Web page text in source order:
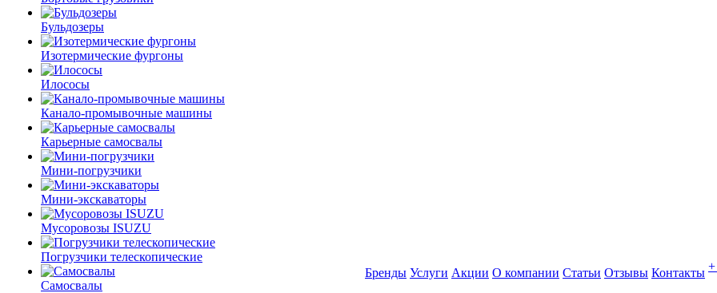
Бульдозеры
Изотермические фургоны
Илососы
Канало-промывочные машины
Карьерные самосвалы
Мини-погрузчики
Мини-экскаваторы
Мусоровозы ISUZU
Погрузчики телескопические
Самосвалы
Бренды Услуги Акции О компании Статьи Отзывы Контакты